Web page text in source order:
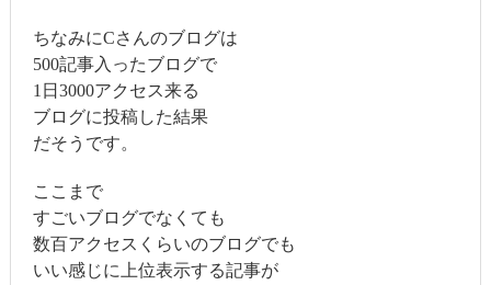
ちなみにCさんのブログは
500記事入ったブログで
1日3000アクセス来る
ブログに投稿した結果
だそうです。
ここまで
すごいブログでなくても
数百アクセスくらいのブログでも
いい感じに上位表示する記事が